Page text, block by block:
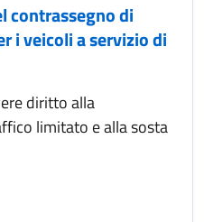
contrassegno di
i veicoli a servizio di
diritto alla
limitato e alla sosta